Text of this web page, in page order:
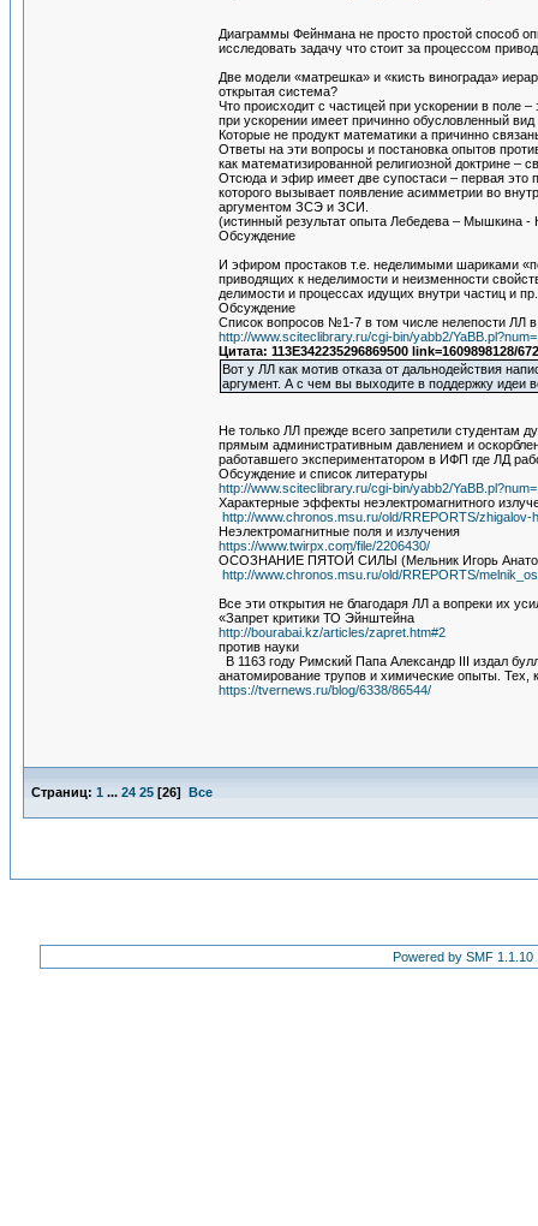
Диаграммы Фейнмана не просто простой способ
исследовать задачу что стоит за процессом
Две модели «матрешка» и «кисть винограда»
открытая система?
Что происходит с частицей при ускорении в поле
при ускорении имеет причинно обусловленный
Которые не продукт математики а причинно
Ответы на эти вопросы и постановка опытов
как математизированной религиозной доктрине –
Отсюда и эфир имеет две супостаси – первая это
которого вызывает появление асимметрии во
аргументом ЗСЭ и ЗСИ.
(истинный результат опыта Лебедева – Мышкина -
Обсуждение
И эфиром простаков т.е. неделимыми шариками
приводящих к неделимости и неизменности
делимости и процессах идущих внутри частиц и пр.
Обсуждение
Список вопросов №1-7 в том числе нелепости ЛЛ
http://www.sciteclibrary.ru/cgi-bin/yabb2/
Цитата: 113E342235296869500 link=1609898128/
Вот у ЛЛ как мотив отказа от дальнодействия
аргумент. А с чем вы выходите в поддержку идеи
Не только ЛЛ прежде всего запретили студентам
прямым административным давлением и
работавшего экспериментатором в ИФП где ЛД
Обсуждение и список литературы
http://www.sciteclibrary.ru/cgi-bin/yabb2/
Характерные эффекты неэлектромагнитного
http://www.chronos.msu.ru/old/RREPORTS/
Неэлектромагнитные поля и излучения
https://www.twirpx.com/file/2206430/
ОСОЗНАНИЕ ПЯТОЙ СИЛЫ (Мельник Игорь
http://www.chronos.msu.ru/old/RREPORTS/
Все эти открытия не благодаря ЛЛ а вопреки их
«Запрет критики ТО Эйнштейна
http://bourabai.kz/articles/zapret.htm#2
против науки
В 1163 году Римский Папа Александр III издал
анатомирование трупов и химические опыты.
https://tvernews.ru/blog/6338/86544/
Страниц: 1 ... 24 25 [26] Все
Powered by SMF 1.1.10